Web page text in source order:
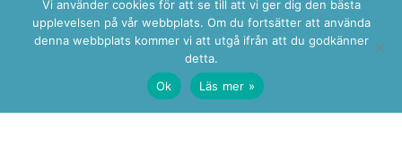
Vi använder cookies för att se till att vi ger dig den bästa
upplevelsen på vår webbplats. Om du fortsätter att använda
denna webbplats kommer vi att utgå ifrån att du godkänner
detta.
Ok
Läs mer »